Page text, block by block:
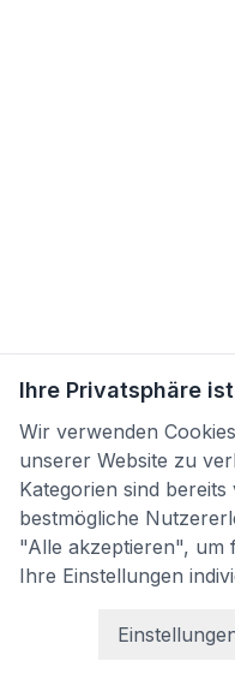
Ihre Privatsphäre
Wir verwenden
unserer Website zu
Kategorien sind
bestmögliche
"Alle akzeptieren", um
Ihre Einstellungen